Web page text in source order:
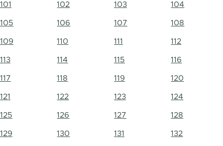
101 102 103 104
105 106 107 108
109 110 111 112
113 114 115 116
117 118 119 120
121 122 123 124
125 126 127 128
129 130 131 132